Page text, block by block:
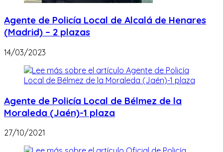
Agente de Policía Local de Alcalá de Henares
(Madrid) – 2 plazas
14/03/2023
Agente de Policía Local de Bélmez de la
Moraleda (Jaén)-1 plaza
27/10/2021